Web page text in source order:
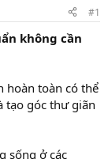
#1
không cần
hoàn toàn có thể
tạo góc thư giãn
sống ở các